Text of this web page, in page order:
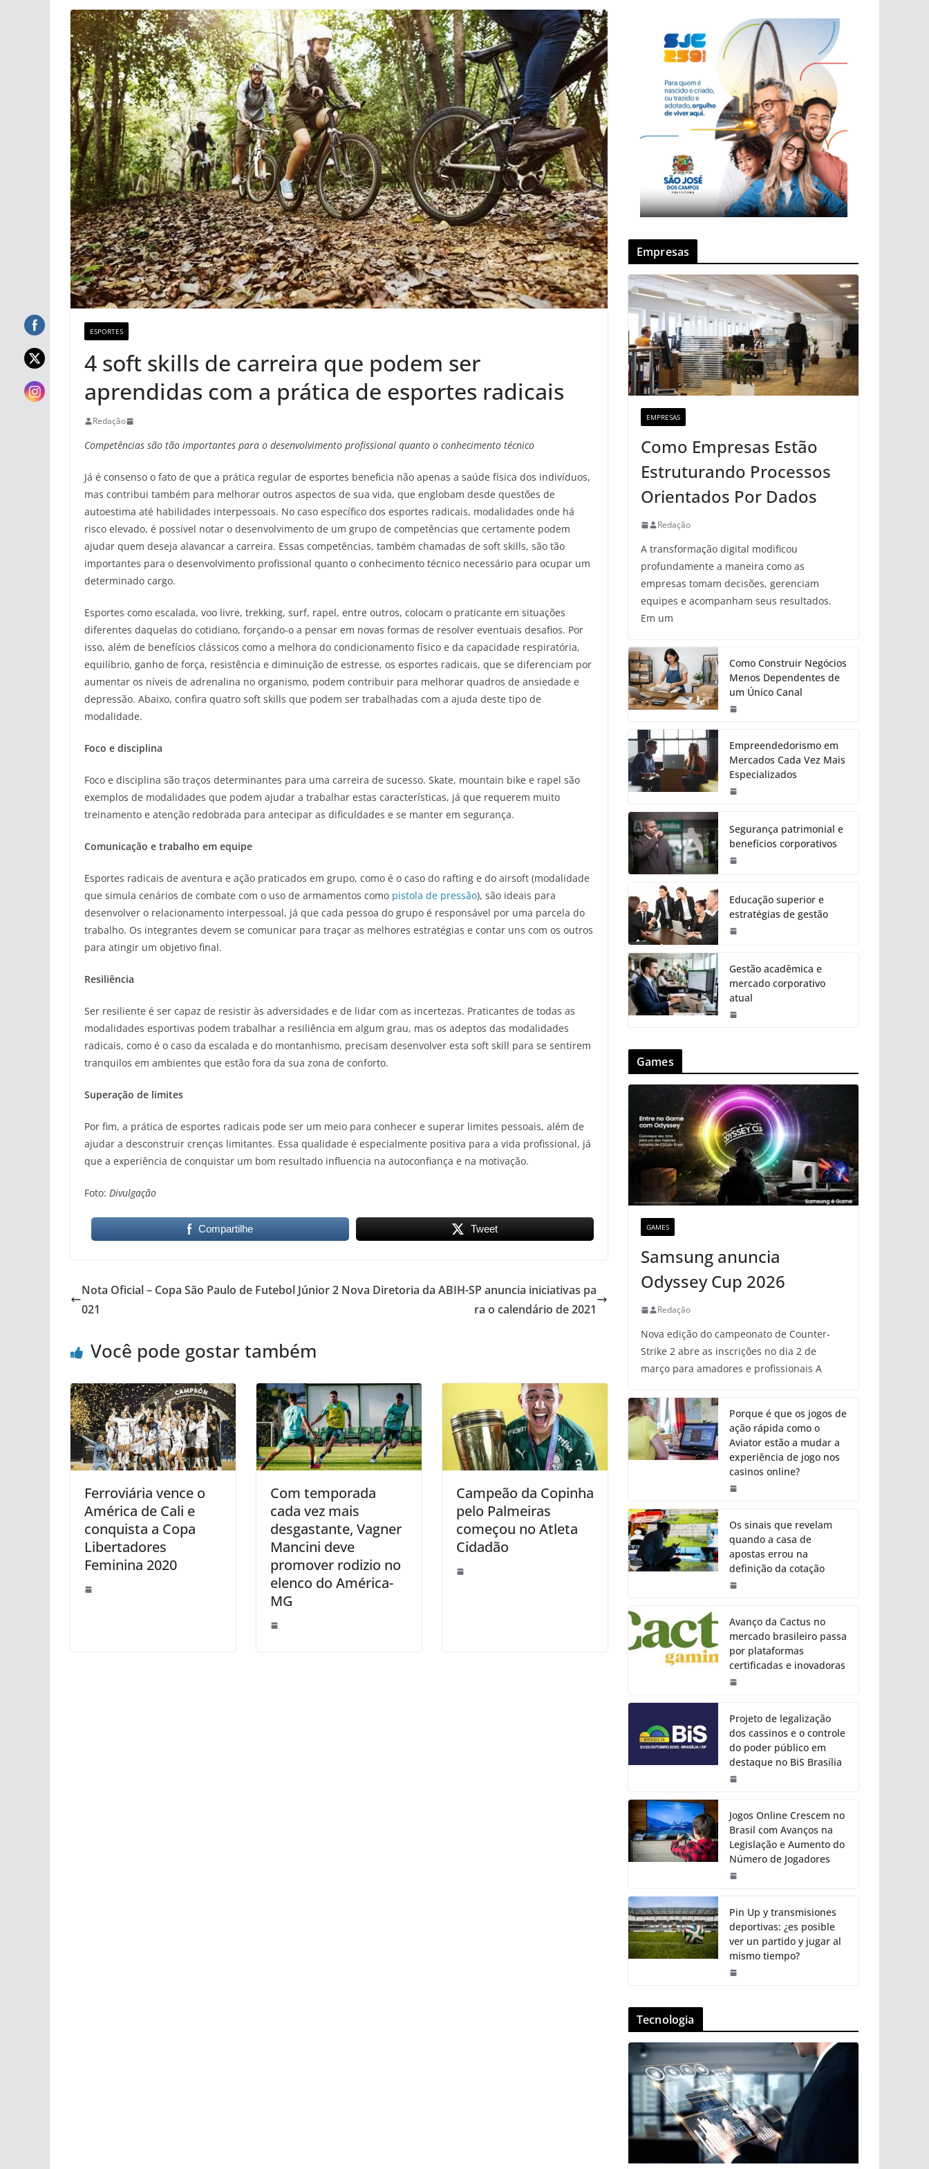
ESPORTES
4 soft skills de carreira que podem ser
aprendidas com a prática de esportes radicais
Redação
Competências são tão importantes para o desenvolvimento profissional quanto o conhecimento técnico
Já é consenso o fato de que a prática regular de esportes beneficia não apenas a saúde física dos indivíduos,
mas contribui também para melhorar outros aspectos de sua vida, que englobam desde questões de
autoestima até habilidades interpessoais. No caso específico dos esportes radicais, modalidades onde há
risco elevado, é possível notar o desenvolvimento de um grupo de competências que certamente podem
ajudar quem deseja alavancar a carreira. Essas competências, também chamadas de soft skills, são tão
importantes para o desenvolvimento profissional quanto o conhecimento técnico necessário para ocupar um
determinado cargo.
Esportes como escalada, voo livre, trekking, surf, rapel, entre outros, colocam o praticante em situações
diferentes daquelas do cotidiano, forçando-o a pensar em novas formas de resolver eventuais desafios. Por
isso, além de benefícios clássicos como a melhora do condicionamento físico e da capacidade respiratória,
equilíbrio, ganho de força, resistência e diminuição de estresse, os esportes radicais, que se diferenciam por
aumentar os níveis de adrenalina no organismo, podem contribuir para melhorar quadros de ansiedade e
depressão. Abaixo, confira quatro soft skills que podem ser trabalhadas com a ajuda deste tipo de
modalidade.
Foco e disciplina
Foco e disciplina são traços determinantes para uma carreira de sucesso. Skate, mountain bike e rapel são
exemplos de modalidades que podem ajudar a trabalhar estas características, já que requerem muito
treinamento e atenção redobrada para antecipar as dificuldades e se manter em segurança.
Comunicação e trabalho em equipe
Esportes radicais de aventura e ação praticados em grupo, como é o caso do rafting e do airsoft (modalidade
que simula cenários de combate com o uso de armamentos como pistola de pressão), são ideais para
desenvolver o relacionamento interpessoal, já que cada pessoa do grupo é responsável por uma parcela do
trabalho. Os integrantes devem se comunicar para traçar as melhores estratégias e contar uns com os outros
para atingir um objetivo final.
Resiliência
Ser resiliente é ser capaz de resistir às adversidades e de lidar com as incertezas. Praticantes de todas as
modalidades esportivas podem trabalhar a resiliência em algum grau, mas os adeptos das modalidades
radicais, como é o caso da escalada e do montanhismo, precisam desenvolver esta soft skill para se sentirem
tranquilos em ambientes que estão fora da sua zona de conforto.
Superação de limites
Por fim, a prática de esportes radicais pode ser um meio para conhecer e superar limites pessoais, além de
ajudar a desconstruir crenças limitantes. Essa qualidade é especialmente positiva para a vida profissional, já
que a experiência de conquistar um bom resultado influencia na autoconfiança e na motivação.
Foto: Divulgação
Compartilhe Tweet
Nota Oficial – Copa São Paulo de Futebol Júnior 2
021
Nova Diretoria da ABIH-SP anuncia iniciativas pa
ra o calendário de 2021
Você pode gostar também
Ferroviária vence o
América de Cali e
conquista a Copa
Libertadores
Feminina 2020
Com temporada
cada vez mais
desgastante, Vagner
Mancini deve
promover rodizio no
elenco do América-
MG
Campeão da Copinha
pelo Palmeiras
começou no Atleta
Cidadão
Empresas
EMPRESAS
Como Empresas Estão
Estruturando Processos
Orientados Por Dados
Redação
A transformação digital modificou
profundamente a maneira como as
empresas tomam decisões, gerenciam
equipes e acompanham seus resultados.
Em um
Como Construir Negócios
Menos Dependentes de
um Único Canal
Empreendedorismo em
Mercados Cada Vez Mais
Especializados
Segurança patrimonial e
benefícios corporativos
Educação superior e
estratégias de gestão
Gestão acadêmica e
mercado corporativo
atual
Games
GAMES
Samsung anuncia
Odyssey Cup 2026
Redação
Nova edição do campeonato de Counter-
Strike 2 abre as inscrições no dia 2 de
março para amadores e profissionais A
Porque é que os jogos de
ação rápida como o
Aviator estão a mudar a
experiência de jogo nos
casinos online?
Os sinais que revelam
quando a casa de
apostas errou na
definição da cotação
Avanço da Cactus no
mercado brasileiro passa
por plataformas
certificadas e inovadoras
Projeto de legalização
dos cassinos e o controle
do poder público em
destaque no BiS Brasília
Jogos Online Crescem no
Brasil com Avanços na
Legislação e Aumento do
Número de Jogadores
Pin Up y transmisiones
deportivas: ¿es posible
ver un partido y jugar al
mismo tiempo?
Tecnologia